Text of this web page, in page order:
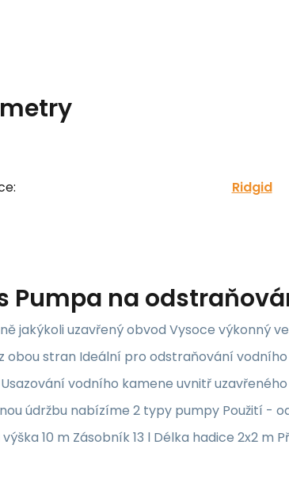
Ridgid
Pumpa na
jakýkoli uzavřený obvod Vysoce výkonný
obou stran Ideální pro odstraňování
vodního kamene uvnitř
údržbu nabízíme 2 typy pumpy Použití -
10 m Zásobník 13 l Délka hadice 2x2